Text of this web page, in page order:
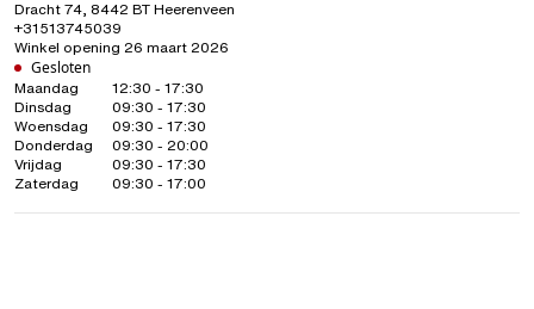
Dracht 74, 8442 BTHeerenveen
+31513745039
Winkel opening 26 maart 2026
Gesloten
Maandag
12:30 - 17:30
Dinsdag
09:30 - 17:30
Woensdag
09:30 - 17:30
Donderdag
09:30 - 20:00
Vrijdag
09:30 - 17:30
Zaterdag
09:30 - 17:00